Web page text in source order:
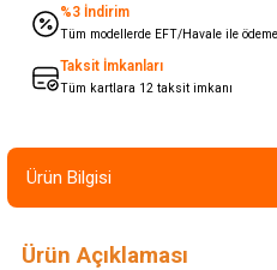
%3 İndirim
Tüm modellerde EFT/Havale ile
Taksit İmkanları
Tüm kartlara 12 taksit imkanı
Ürün Bilgisi
Ürün Açıklaması